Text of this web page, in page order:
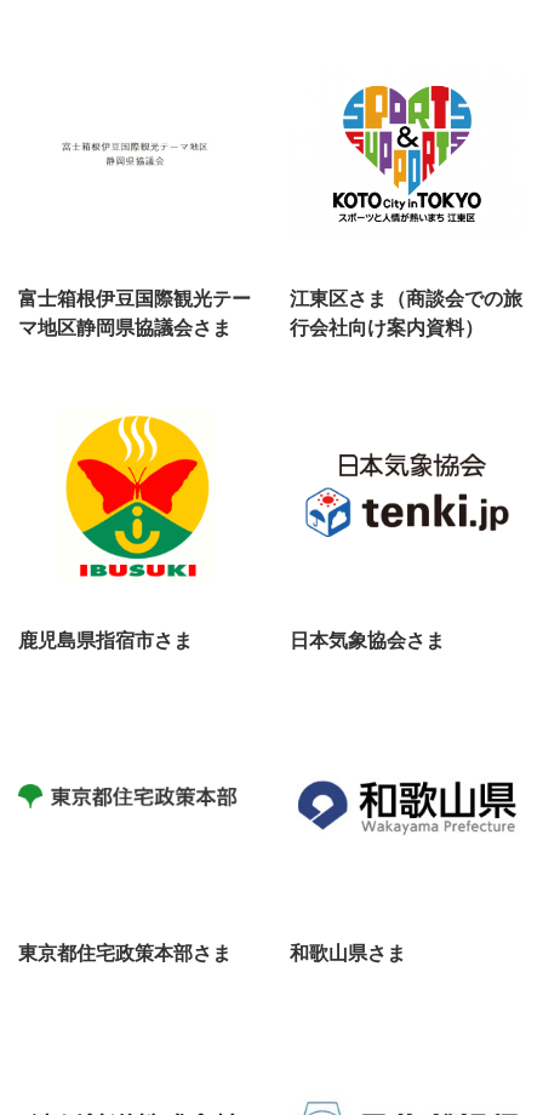
富士箱根伊豆国際観光テー
マ地区静岡県協議会さま
江東区さま（商談会での旅
行会社向け案内資料）
鹿児島県指宿市さま 日本気象協会さま
東京都住宅政策本部さま 和歌山県さま